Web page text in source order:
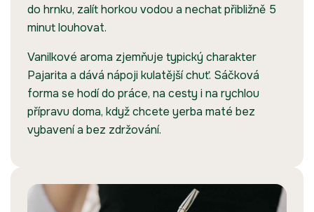
do hrnku, zalít horkou vodou a nechat přibližně 5
minut louhovat.
Vanilkové aroma zjemňuje typický charakter
Pajarita a dává nápoji kulatější chuť. Sáčková
forma se hodí do práce, na cesty i na rychlou
přípravu doma, když chcete yerba maté bez
vybavení a bez zdržování.